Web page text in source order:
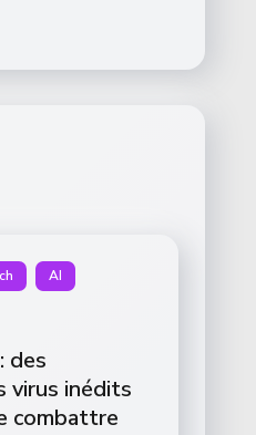
AI
des
virus inédits
combattre